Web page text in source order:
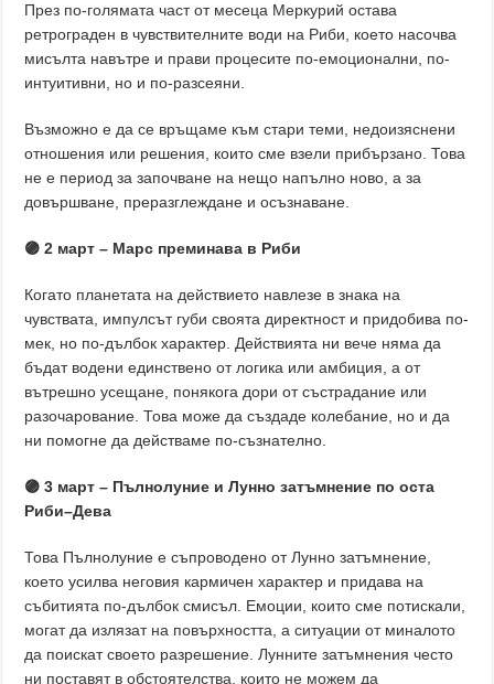
През по-голямата част от месеца Меркурий остава
ретрограден в чувствителните води на Риби, което насочва
мисълта навътре и прави процесите по-емоционални, по-
интуитивни, но и по-разсеяни.
Възможно е да се връщаме към стари теми, недоизяснени
отношения или решения, които сме взели прибързано. Това
не е период за започване на нещо напълно ново, а за
довършване, преразглеждане и осъзнаване.
🟣 2 март – Марс преминава в Риби
Когато планетата на действието навлезе в знака на
чувствата, импулсът губи своята директност и придобива по-
мек, но по-дълбок характер. Действията ни вече няма да
бъдат водени единствено от логика или амбиция, а от
вътрешно усещане, понякога дори от състрадание или
разочарование. Това може да създаде колебание, но и да
ни помогне да действаме по-съзнателно.
🟣 3 март – Пълнолуние и Лунно затъмнение по оста
Риби–Дева
Това Пълнолуние е съпроводено от Лунно затъмнение,
което усилва неговия кармичен характер и придава на
събитията по-дълбок смисъл. Емоции, които сме потискали,
могат да излязат на повърхността, а ситуации от миналото
да поискат своето разрешение. Лунните затъмнения често
ни поставят в обстоятелства, които не можем да